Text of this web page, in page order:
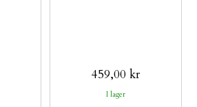
459,00 kr
I lager